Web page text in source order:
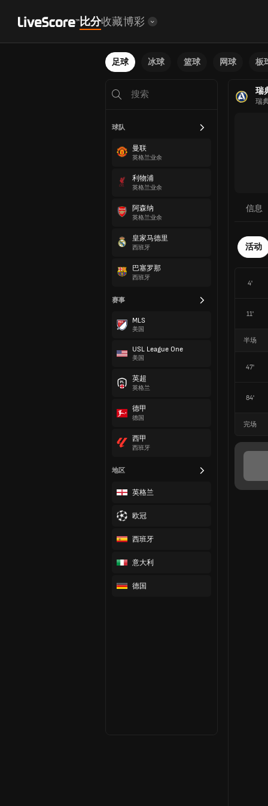
比分收藏博彩
足球 冰球 篮球 网球 板
球队
曼联
英格兰业余
利物浦
英格兰业余
阿森纳
英格兰业余
皇家马德里
西班牙
巴塞罗那
西班牙
赛事
MLS
美国
USL League One
美国
英超
英格兰
德甲
德国
西甲
西班牙
地区
英格兰
欧冠
西班牙
意大利
德国
瑞
瑞
信息
活动
4'
11'
半场
47'
84'
完场